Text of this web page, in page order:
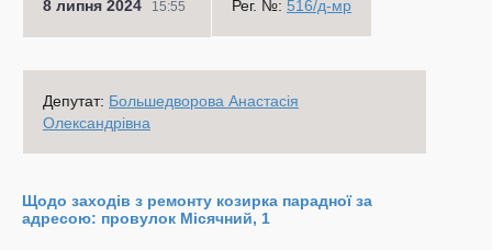
8 липня 2024 15:55 Рег. №: 516/д-мр
Депутат: Большедворова Анастасія
Олександрівна
Щодо заходів з ремонту козирка парадної за
адресою: провулок Місячний, 1